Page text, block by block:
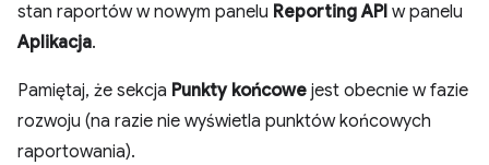
stan raportów w nowym panelu Reporting API w panelu
Aplikacja.
Pamiętaj, że sekcja Punkty końcowe jest obecnie w fazie
rozwoju (na razie nie wyświetla punktów końcowych
raportowania).